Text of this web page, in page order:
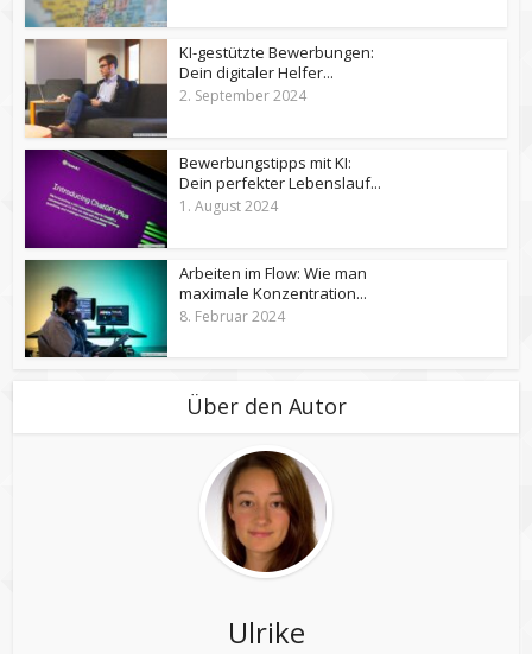
KI-gestützte Bewerbungen:
Dein digitaler Helfer...
2. September 2024
Bewerbungstipps mit KI:
Dein perfekter Lebenslauf...
1. August 2024
Arbeiten im Flow: Wie man
maximale Konzentration...
8. Februar 2024
Über den Autor
Ulrike